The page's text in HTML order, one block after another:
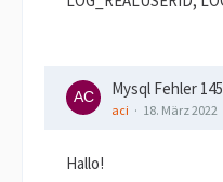
Mysql Fehler
aci 18. März 2022
Hallo!